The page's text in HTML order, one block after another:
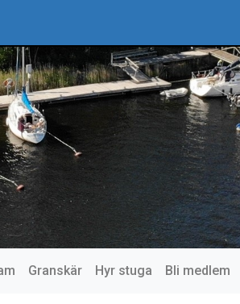
Granskär Hyr stuga Bli medlem